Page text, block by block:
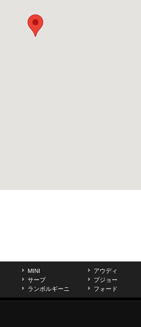
MINI アウディ
サーブ プジョー
ランボルギーニ フォード